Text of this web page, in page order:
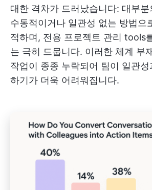
대한 격차가 드러났습니다: 대부분
수동적이거나 일관성 없는 방법으
적하며, 전용 프로젝트 관리 tools
는 극히 드뭅니다. 이러한 체계 부
작업이 종종 누락되어 팀이 일관성
하기가 더욱 어려워집니다.